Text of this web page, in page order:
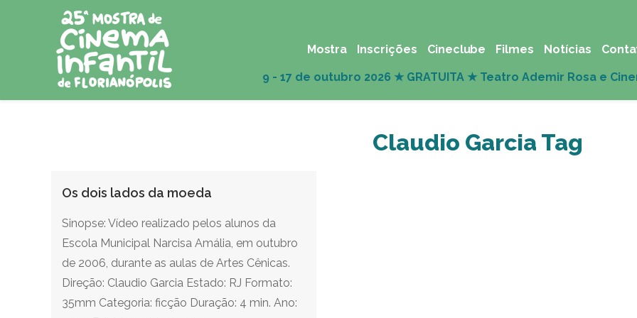
Mostra Inscrições Cineclube Filmes Notícias
Claudio Garcia Tag
Os dois lados da moeda
Sinopse: Vídeo realizado pelos alunos da
Escola Municipal Narcisa Amália, em outubro
de 2006, durante as aulas de Artes Cênicas.
Direção: Claudio Garcia Estado: RJ Formato:
35mm Categoria: ficção Duração: 4 min. Ano: